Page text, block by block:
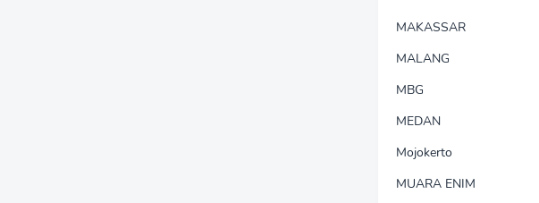
MAKASSAR
MALANG
MBG
MEDAN
Mojokerto
MUARA ENIM